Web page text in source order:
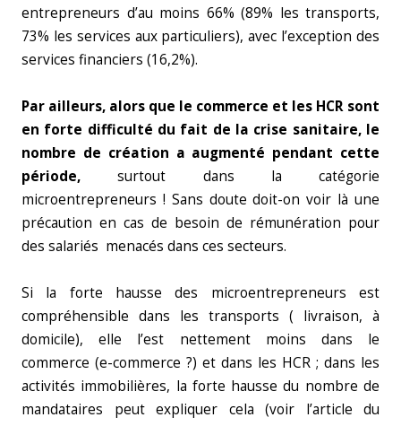
entrepreneurs d’au moins 66% (89% les transports,
73% les services aux particuliers), avec l’exception des
services financiers (16,2%).
Par ailleurs, alors que le commerce et les HCR sont
en forte difficulté du fait de la crise sanitaire, le
nombre de création a augmenté pendant cette
période,surtout dans la catégorie
microentrepreneurs ! Sans doute doit-on voir là une
précaution en cas de besoin de rémunération pour
des salariés menacés dans ces secteurs.
Si la forte hausse des microentrepreneurs est
compréhensible dans les transports ( livraison, à
domicile), elle l’est nettement moins dans le
commerce (e-commerce ?) et dans les HCR ; dans les
activités immobilières, la forte hausse du nombre de
mandataires peut expliquer cela (voir l’article du